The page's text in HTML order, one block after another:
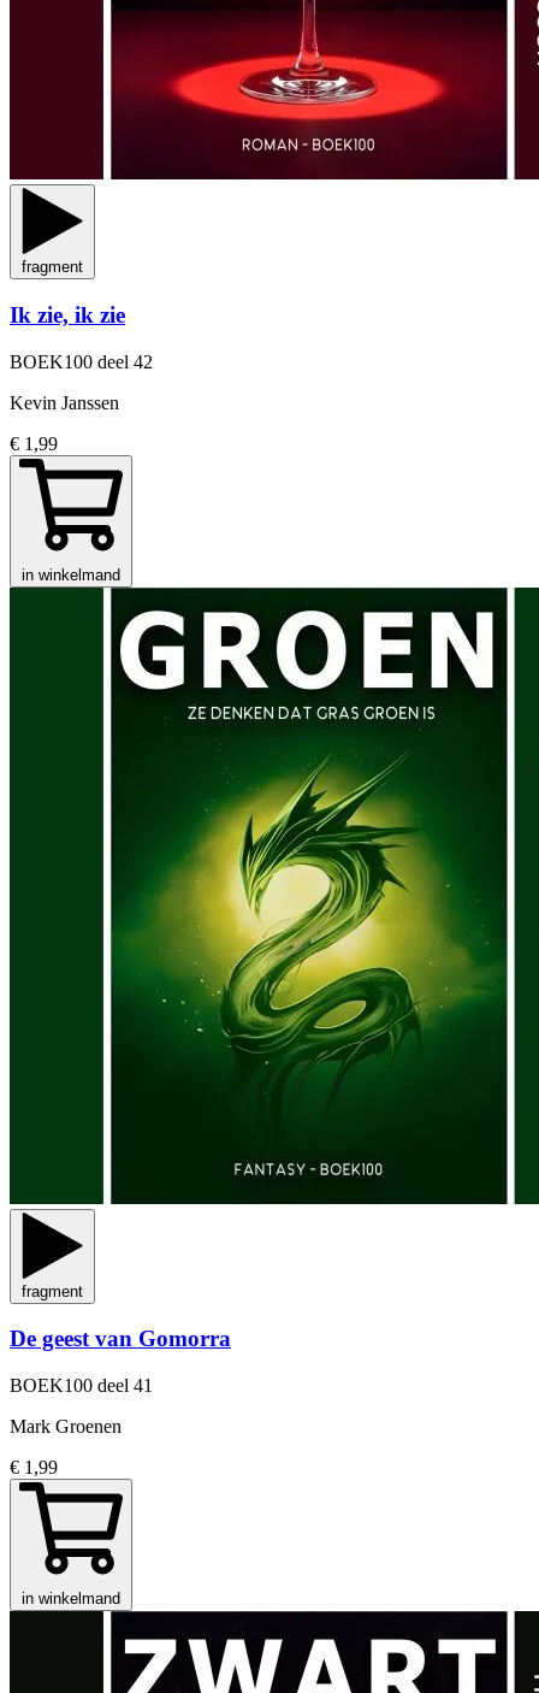
fragment
Ik zie, ik zie
BOEK100 deel 42
Kevin Janssen
€ 1,99
in winkelmand
fragment
De geest van Gomorra
BOEK100 deel 41
Mark Groenen
€ 1,99
in winkelmand